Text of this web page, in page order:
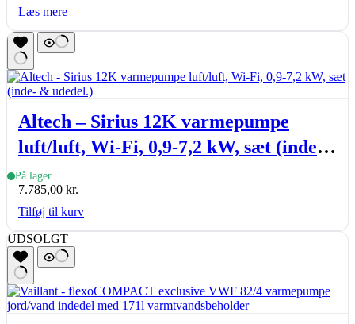
Læs mere
Altech – Sirius 12K varmepumpe
luft/luft, Wi-Fi, 0,9-7,2 kW, sæt (inde-
& udedel.)
På lager
7.785,00 kr.
Tilføj til kurv
UDSOLGT